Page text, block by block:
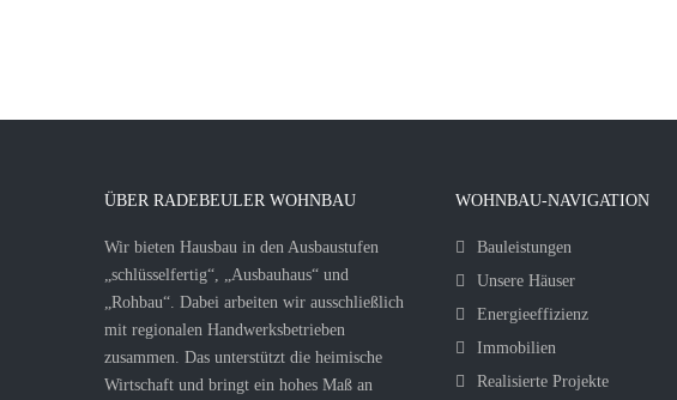
ÜBER RADEBEULER WOHNBAU
Wir bieten Hausbau in den Ausbaustufen
„schlüsselfertig“, „Ausbauhaus“ und
„Rohbau“. Dabei arbeiten wir ausschließlich
mit regionalen Handwerksbetrieben
zusammen. Das unterstützt die heimische
Wirtschaft und bringt ein hohes Maß an
WOHNBAU-NAVIGATION
Bauleistungen
Unsere Häuser
Energieeffizienz
Immobilien
Realisierte Projekte